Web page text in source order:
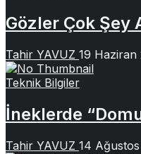
Gözler Çok Şey
Tahir YAVUZ 19 Haziran
Teknik Bilgiler
İneklerde
Tahir YAVUZ 14